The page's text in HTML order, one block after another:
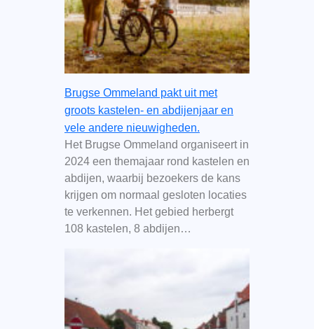
Brugse Ommeland pakt uit met
groots kastelen- en abdijenjaar en
vele andere nieuwigheden.
Het Brugse Ommeland organiseert in
2024 een themajaar rond kastelen en
abdijen, waarbij bezoekers de kans
krijgen om normaal gesloten locaties
te verkennen. Het gebied herbergt
108 kastelen, 8 abdijen…